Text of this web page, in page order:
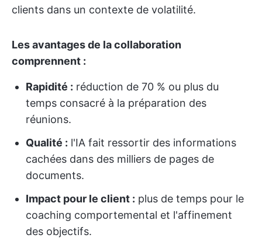
clients dans un contexte de volatilité.
Les avantages de la collaboration
comprennent :
Rapidité : réduction de 70 % ou plus du
temps consacré à la préparation des
réunions.
Qualité : l'IA fait ressortir des informations
cachées dans des milliers de pages de
documents.
Impact pour le client : plus de temps pour le
coaching comportemental et l'affinement
des objectifs.